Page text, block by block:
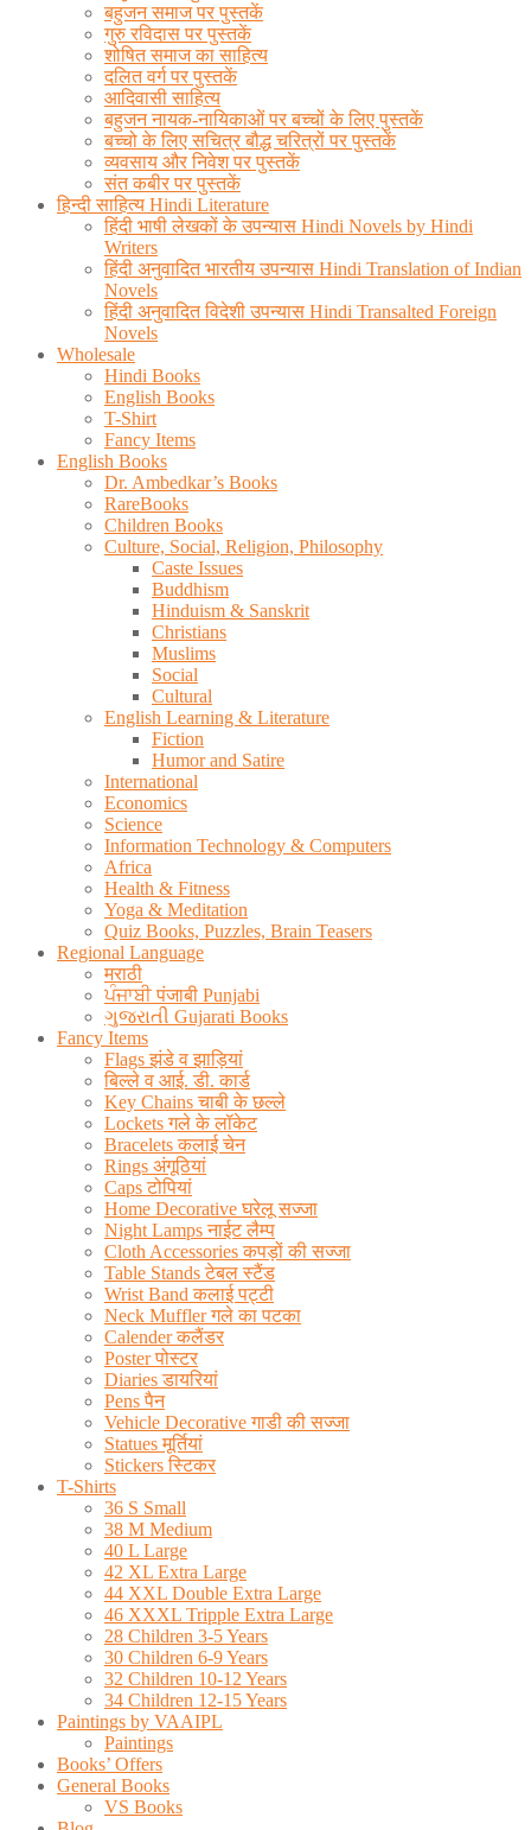
बहुजन समाज पर पुस्तकें
गुरु रविदास पर पुस्तकें
शोषित समाज का साहित्य
दलित वर्ग पर पुस्तकें
आदिवासी साहित्य
बहुजन नायक-नायिकाओं पर बच्चों के लिए पुस्तकें
बच्चो के लिए सचित्र बौद्ध चरित्रों पर पुस्तकें
व्यवसाय और निवेश पर पुस्तकें
संत कबीर पर पुस्तकें
हिन्दी साहित्य Hindi Literature
हिंदी भाषी लेखकों के उपन्यास Hindi Novels by Hindi
Writers
हिंदी अनुवादित भारतीय उपन्यास Hindi Translation of Indian
Novels
हिंदी अनुवादित विदेशी उपन्यास Hindi Transalted Foreign
Novels
Wholesale
Hindi Books
English Books
T-Shirt
Fancy Items
English Books
Dr. Ambedkar’s Books
RareBooks
Children Books
Culture, Social, Religion, Philosophy
Caste Issues
Buddhism
Hinduism & Sanskrit
Christians
Muslims
Social
Cultural
English Learning & Literature
Fiction
Humor and Satire
International
Economics
Science
Information Technology & Computers
Africa
Health & Fitness
Yoga & Meditation
Quiz Books, Puzzles, Brain Teasers
Regional Language
मराठी
ਪੰਜਾਬੀ पंजाबी Punjabi
ગુજરાતી Gujarati Books
Fancy Items
Flags झंडे व झाड़ियां
बिल्ले व आई. डी. कार्ड
Key Chains चाबी के छल्ले
Lockets गले के लॉकेट
Bracelets कलाई चेन
Rings अंगूठियां
Caps टोपियां
Home Decorative घरेलू सज्जा
Night Lamps नाईट लैम्प
Cloth Accessories कपड़ों की सज्जा
Table Stands टेबल स्टैंड
Wrist Band कलाई पट्टी
Neck Muffler गले का पटका
Calender कलैंडर
Poster पोस्टर
Diaries डायरियां
Pens पैन
Vehicle Decorative गाडी की सज्जा
Statues मूर्तियां
Stickers स्टिकर
T-Shirts
36 S Small
38 M Medium
40 L Large
42 XL Extra Large
44 XXL Double Extra Large
46 XXXL Tripple Extra Large
28 Children 3-5 Years
30 Children 6-9 Years
32 Children 10-12 Years
34 Children 12-15 Years
Paintings by VAAIPL
Paintings
Books’ Offers
General Books
VS Books